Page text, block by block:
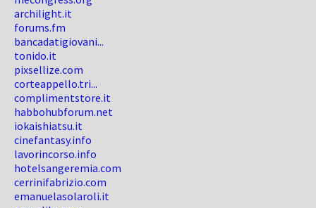
archilight.it
forums.fm
bancadatigiovani...
tonido.it
pixsellize.com
corteappello.tri...
complimentstore.it
habbohubforum.net
iokaishiatsu.it
cinefantasy.info
lavorincorso.info
hotelsangeremia.com
cerrinifabrizio.com
emanuelasolaroli.it